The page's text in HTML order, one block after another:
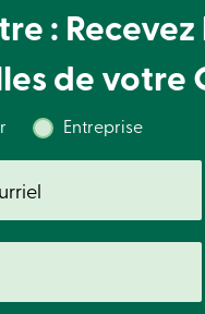
:
de votre
Entreprise